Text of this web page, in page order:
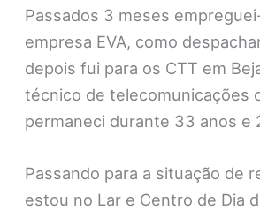
Passados 3 meses
empresa EVA, como
depois fui para os CTT em
técnico de telecomunicações
permaneci durante 33 anos e
Passando para a situação de
estou no Lar e Centro de Dia